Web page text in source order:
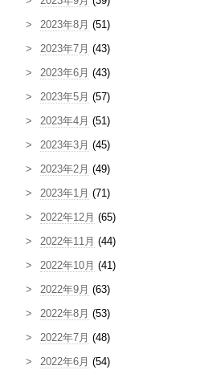
2023年8月 (51)
2023年7月 (43)
2023年6月 (43)
2023年5月 (57)
2023年4月 (51)
2023年3月 (45)
2023年2月 (49)
2023年1月 (71)
2022年12月 (65)
2022年11月 (44)
2022年10月 (41)
2022年9月 (63)
2022年8月 (53)
2022年7月 (48)
2022年6月 (54)